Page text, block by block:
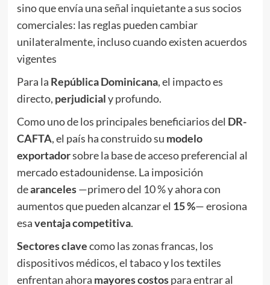
sino que envía una señal inquietante a sus socios
comerciales: las reglas pueden cambiar
unilateralmente, incluso cuando existen acuerdos
vigentes
Para la República Dominicana, el impacto es
directo, perjudicialy profundo.
Como uno de los principales beneficiarios del DR-
CAFTA, el país ha construido su modelo
exportadorsobre la base de acceso preferencial al
mercado estadounidense. La imposición
dearanceles—primero del 10 % y ahora con
aumentos que pueden alcanzar el 15 %— erosiona
esaventaja competitiva.
Sectores clavecomo las zonas francas, los
dispositivos médicos, el tabaco y los textiles
enfrentan ahora mayores costospara entrar al